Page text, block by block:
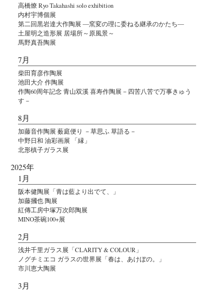
高橋燎 Ryo Takahashi solo exhibition
内村宇博個展
第二回黒岩達大作陶展 ―窯変の理に委ねる継承のかたち―
土屋明之造形展 居場所～原風景～
馬野真吾陶展
7月
柴田育彦作陶展
池田大介 作陶展
作陶60周年記念 青山双溪 喜寿作陶展－四苦八苦で万事きゅう
す－
8月
加藤音作陶展 薮庭便り －草思ふ 草語る－
中野日和 油彩画展 「縁」
北形槙子ガラス展
2025年
1月
阪本健陶展「青は藍より出でて、」
加藤摑也 陶展
紅傳工房中塚万次郎陶展
MINO茶碗100+展
2月
浅井千里ガラス展「CLARITY & COLOUR」
ノグチミエコ ガラスの世界展「春は、あけぼの。」
市川恵大陶展
3月